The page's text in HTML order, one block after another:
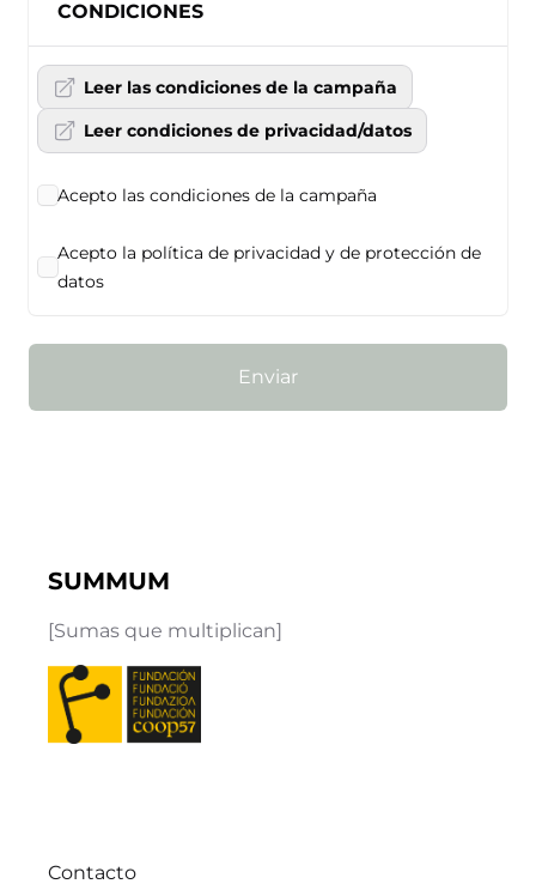
CONDICIONES
Leer las condiciones de la campaña
Leer condiciones de privacidad/datos
Acepto las condiciones de la campaña
Acepto la política de privacidad y de protección de
datos
Enviar
SUMMUM
[Sumas que multiplican]
Contacto